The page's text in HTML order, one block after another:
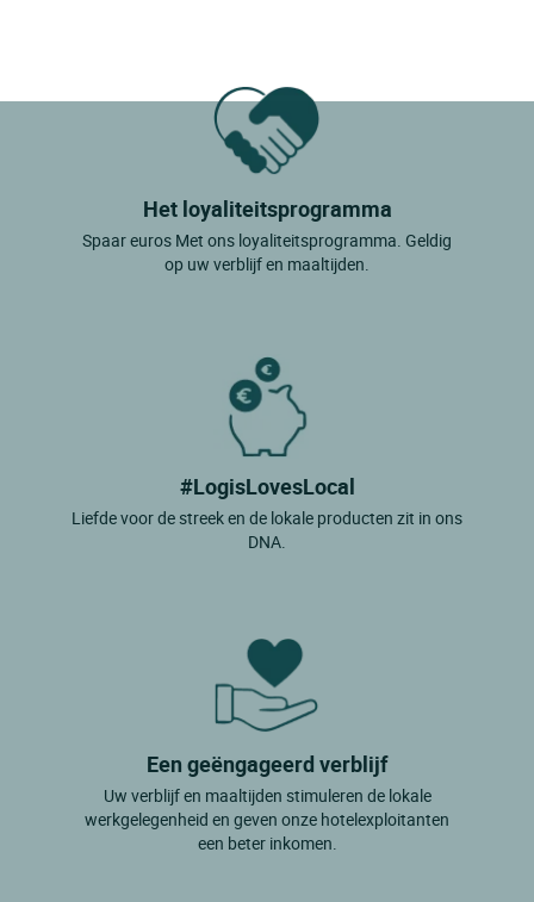
Het loyaliteitsprogramma
Spaar euros Met ons loyaliteitsprogramma. Geldig
op uw verblijf en maaltijden.
#LogisLovesLocal
Liefde voor de streek en de lokale producten zit in ons
DNA.
Een geëngageerd verblijf
Uw verblijf en maaltijden stimuleren de lokale
werkgelegenheid en geven onze hotelexploitanten
een beter inkomen.